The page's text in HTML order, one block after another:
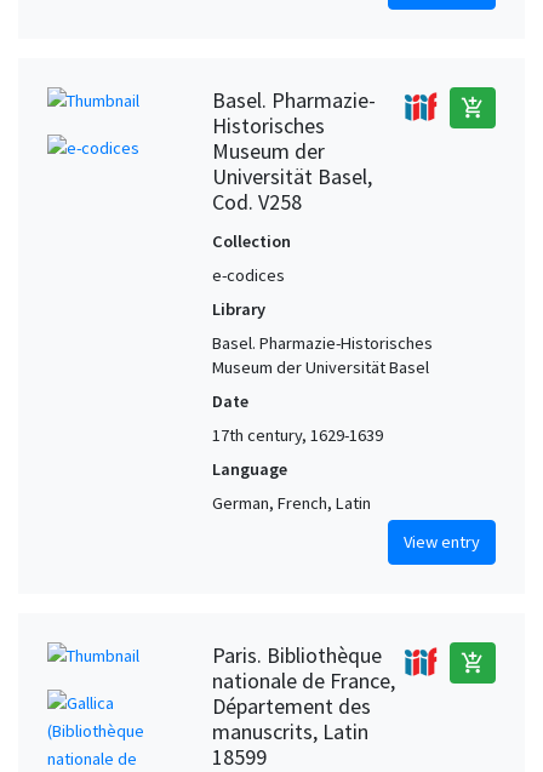
Basel. Pharmazie-
Historisches
Museum der
Universität Basel,
Cod. V258
add_shopping_cart
Collection
e-codices
Library
Basel. Pharmazie-Historisches
Museum der Universität Basel
Date
17th century, 1629-1639
Language
German, French, Latin
View entry
Paris. Bibliothèque
nationale de France,
Département des
manuscrits, Latin
18599
add_shopping_cart